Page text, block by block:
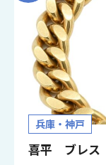
兵庫・神戸
喜平 ブレ